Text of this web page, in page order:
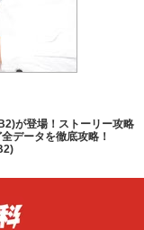
が登場！ストーリー攻略
データを徹底攻略！